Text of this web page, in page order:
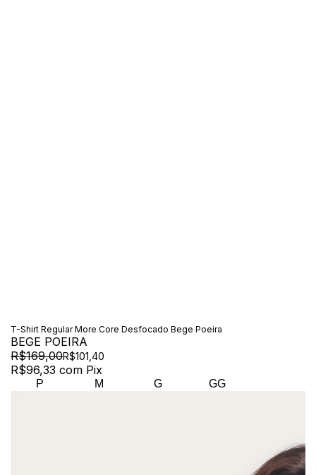
T-Shirt Regular More Core Desfocado Bege Poeira
BEGE POEIRA
R$169,00R$101,40
R$96,33 com Pix
P M G GG